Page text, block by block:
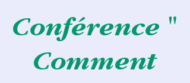
Conférence "
Comment